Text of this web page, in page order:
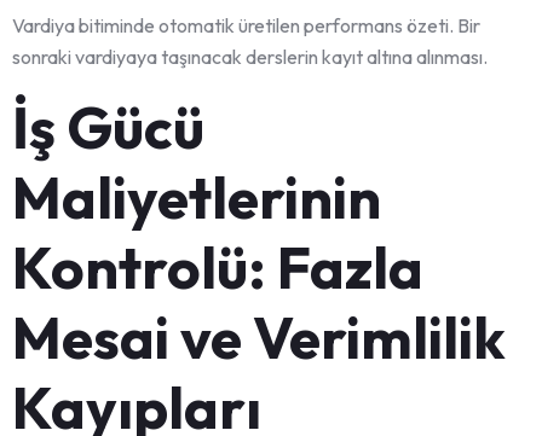
Vardiya bitiminde otomatik üretilen performans özeti. Bir
sonraki vardiyaya taşınacak derslerin kayıt altına alınması.
İş Gücü
Maliyetlerinin
Kontrolü: Fazla
Mesai ve Verimlilik
Kayıpları